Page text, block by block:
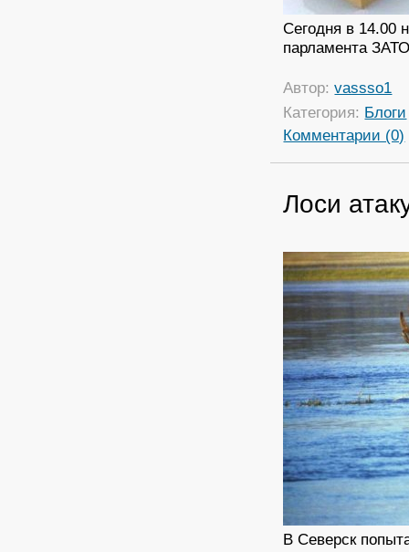
Сегодня в 14.00
парламента
Автор:vassso1
Категория: Блоги
Комментарии (0)
Лоси
В Северск